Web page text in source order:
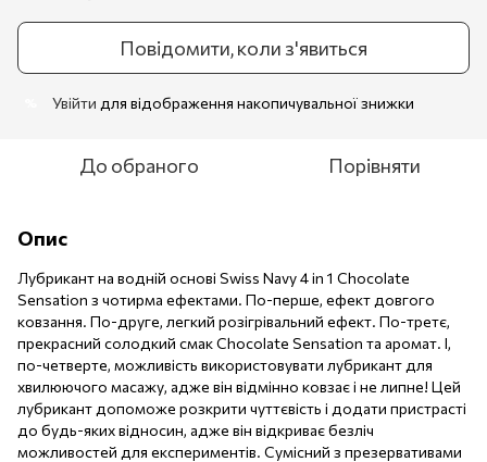
Повідомити, коли з'явиться
Увійти для відображення накопичувальної знижки
До обраного Порівняти
Опис
Лубрикант на водній основі Swiss Navy 4 in 1 Chocolate
Sensation з чотирма ефектами. По-перше, ефект довгого
ковзання. По-друге, легкий розігрівальний ефект. По-третє,
прекрасний солодкий смак Chocolate Sensation та аромат. І,
по-четверте, можливість використовувати лубрикант для
хвилюючого масажу, адже він відмінно ковзає і не липне! Цей
лубрикант допоможе розкрити чуттєвість і додати пристрасті
до будь-яких відносин, адже він відкриває безліч
можливостей для експериментів. Сумісний з презервативами